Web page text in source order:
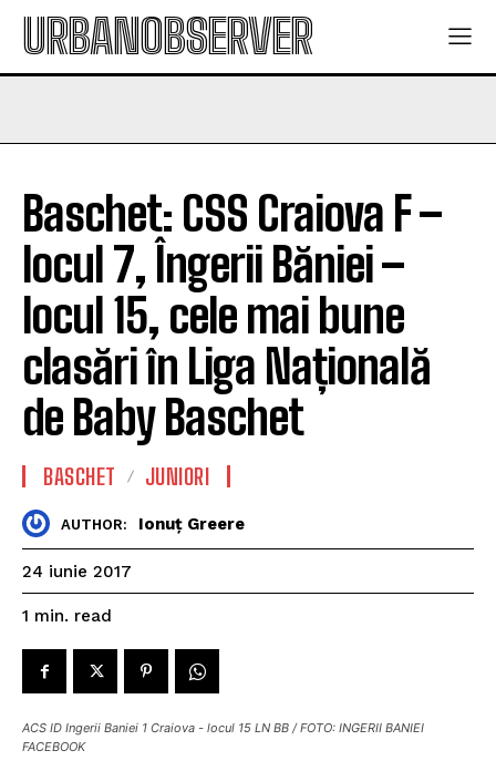
URBANOBSERVER
Baschet: CSS Craiova F –
locul 7, Îngerii Băniei –
locul 15, cele mai bune
clasări în Liga Națională
de Baby Baschet
BASCHET JUNIORI
AUTHOR: Ionuț Greere
24 iunie 2017
1 min. read
ACS ID Ingerii Baniei 1 Craiova - locul 15 LN BB / FOTO: INGERII BANIEI
FACEBOOK